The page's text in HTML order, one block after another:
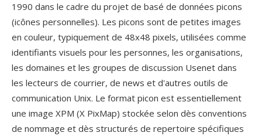
1990 dans le cadre du projet de basé de données picons
(icônes personnelles). Les picons sont de petites images
en couleur, typiquement de 48x48 pixels, utilisées comme
identifiants visuels pour les personnes, les organisations,
les domaines et les groupes de discussion Usenet dans
les lecteurs de courrier, de news et d'autres outils de
communication Unix. Le format picon est essentiellement
une image XPM (X PixMap) stockée selon dès conventions
de nommage et dès structurés de repertoire spécifiques